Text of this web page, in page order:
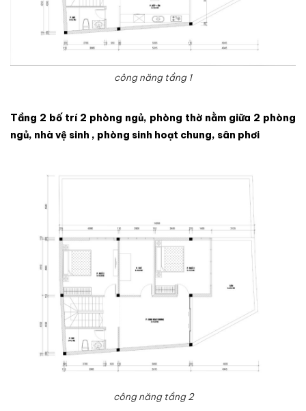
công năng tầng 1
Tầng 2 bố trí 2 phòng ngủ, phòng thờ nằm giữa 2 phòng
ngủ, nhà vệ sinh , phòng sinh hoạt chung, sân phơi
công năng tầng 2